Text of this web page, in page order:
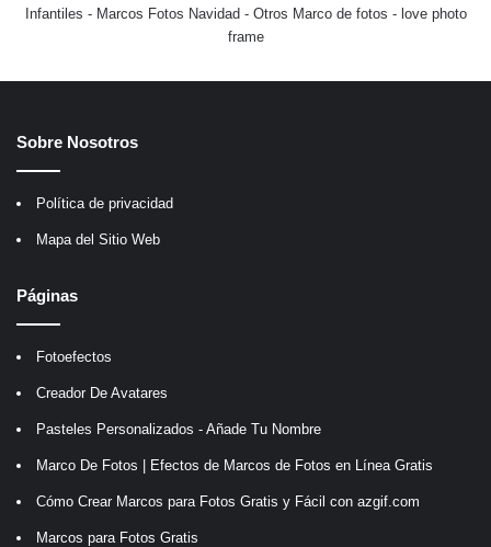
Infantiles - Marcos Fotos Navidad - Otros Marco de fotos - love photo
frame
Sobre Nosotros
Política de privacidad
Mapa del Sitio Web
Páginas
Fotoefectos
Creador De Avatares
Pasteles Personalizados - Añade Tu Nombre
Marco De Fotos | Efectos de Marcos de Fotos en Línea Gratis
Cómo Crear Marcos para Fotos Gratis y Fácil con azgif.com
Marcos para Fotos Gratis